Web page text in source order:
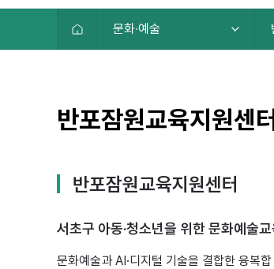
문화∙예술
반포잠원교육지원센
반포잠원교육지원센터
서초구 아동·청소년을 위한 문화예술
문화예술과 AI·디지털 기술을 결합한 융복